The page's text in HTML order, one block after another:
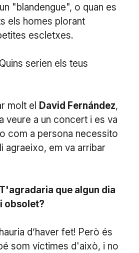
"blandengue", o quan es
els homes plorant
escletxes.
serien els teus
molt el David Fernández,
veure a un concert i es va
com a persona necessito
agraeixo, em va arribar
T'agradaria que algun dia
obsolet?
d’haver fet! Però és
som víctimes d'això, i no